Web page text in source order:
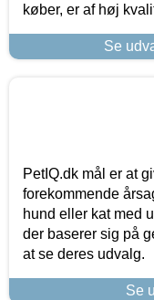
køber, er af høj
Se
PetIQ.dk mål er at
forekommende
hund eller kat med
der baserer sig på
at se deres udvalg.
Se